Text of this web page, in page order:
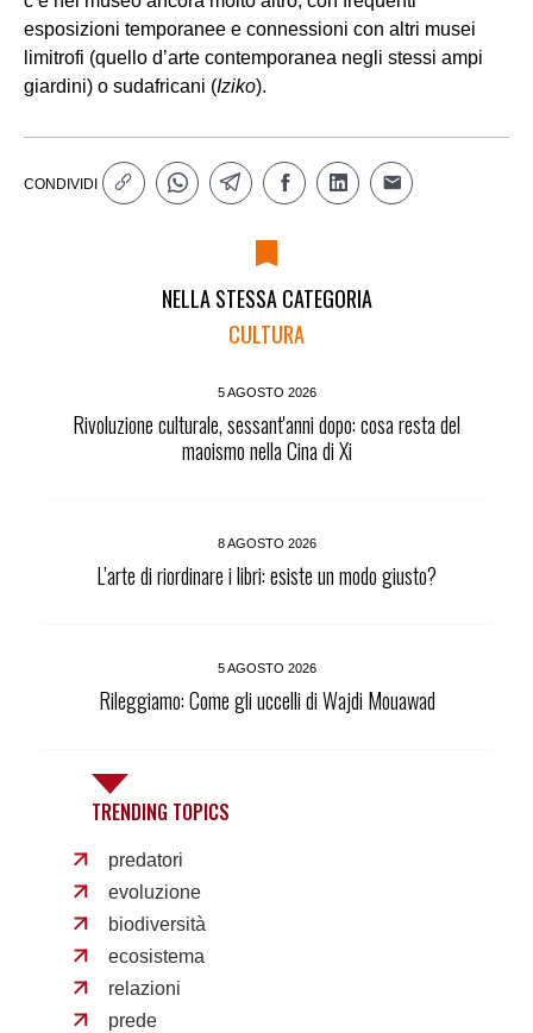
esposizioni temporanee e connessioni con altri musei
limitrofi (quello d’arte contemporanea negli stessi ampi
giardini) o sudafricani (Iziko).
CONDIVIDI
NELLA STESSA CATEGORIA
CULTURA
5 AGOSTO 2026
Rivoluzione culturale, sessant'anni dopo: cosa resta del
maoismo nella Cina di Xi
8 AGOSTO 2026
L’arte di riordinare i libri: esiste un modo giusto?
5 AGOSTO 2026
Rileggiamo: Come gli uccelli di Wajdi Mouawad
TRENDING TOPICS
predatori
evoluzione
biodiversità
ecosistema
relazioni
prede